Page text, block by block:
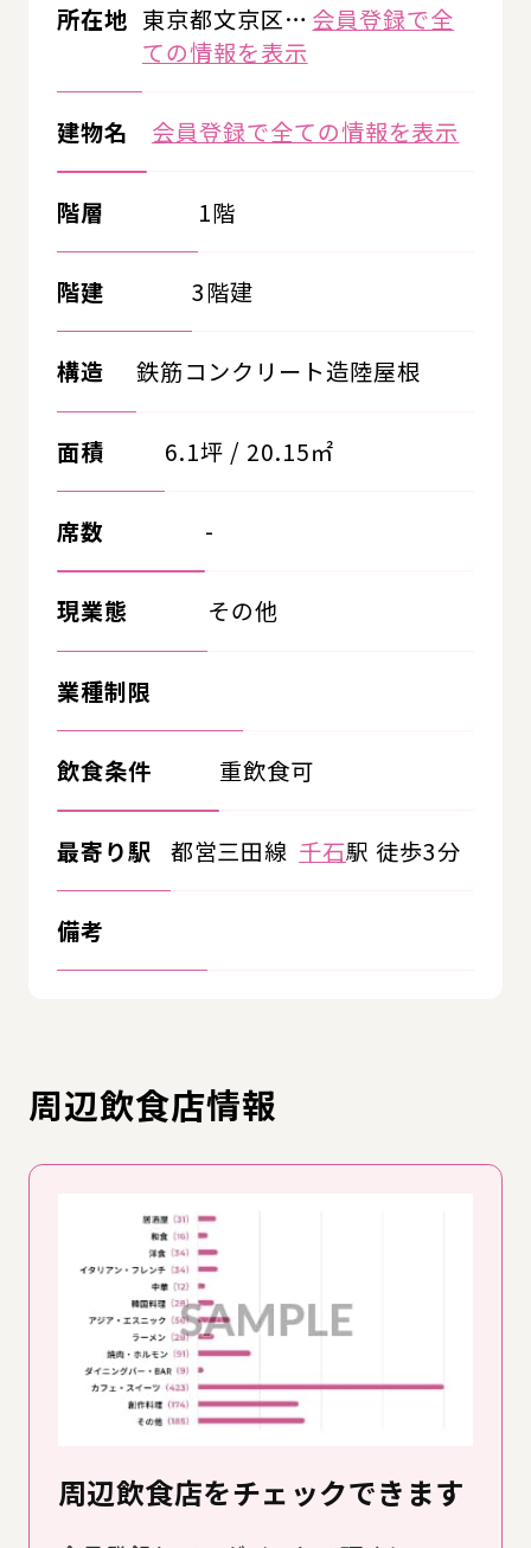
所在地 東京都文京区… 会員登録で全
ての情報を表示
建物名 会員登録で全ての情報を表示
階層 1階
階建 3階建
構造 鉄筋コンクリート造陸屋根
面積 6.1坪 / 20.15㎡
席数 -
現業態 その他
業種制限
飲食条件 重飲食可
最寄り駅 都営三田線 千石駅 徒歩3分
備考
周辺飲食店情報
周辺飲食店をチェックできます